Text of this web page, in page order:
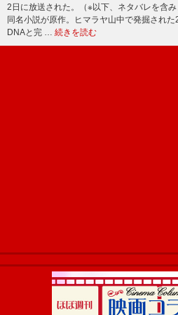
2日に放送された。（※以下、ネタバレを含
同名小説が原作。ヒマラヤ山中で発掘され
DNAと完 … 続きを読む